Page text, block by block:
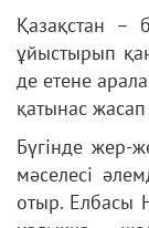
Қазақстан –
ұйыстырып
де етене
қатынас
Бүгінде жер-
мәселесі
отыр. Елбасы